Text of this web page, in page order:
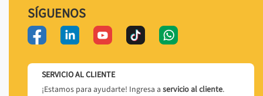
SÍGUENOS
SERVICIO AL CLIENTE
¡Estamos para ayudarte! Ingresa a servicio al cliente.